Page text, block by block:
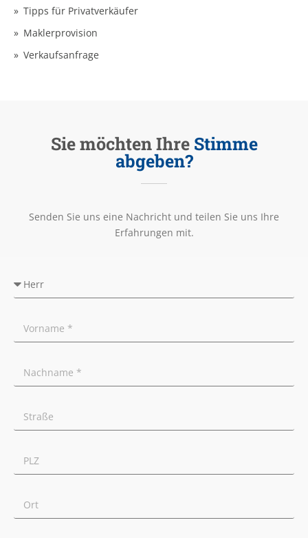
Tipps für Privatverkäufer
Maklerprovision
Verkaufsanfrage
Sie möchten Ihre Stimme
abgeben?
Senden Sie uns eine Nachricht und teilen Sie uns Ihre
Erfahrungen mit.